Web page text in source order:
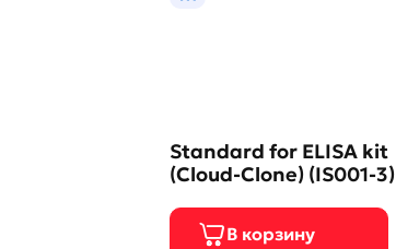
Standard for ELISA kit
(Cloud-Clone) (IS001-3)